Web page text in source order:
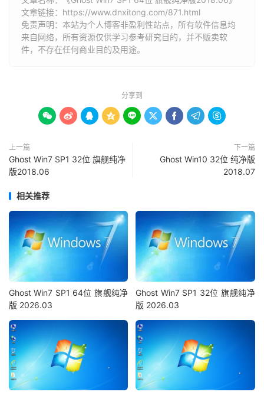
文章链接： https://www.dnxitong.com/871.html
免责声明：本站为个人博客非盈利性站点，所有软件信息均
来自网络，所有资源仅供学习参考研究目的，并不贩卖软
件，不存在任何商业目的及用途。
分享到
        
上一篇
Ghost Win7 SP1 32位 旗舰纯净
版2018.06
下一篇
Ghost Win10 32位 纯净版
2018.07
相关推荐
Ghost Win7 SP1 64位 旗舰纯净
版 2026.03
Ghost Win7 SP1 32位 旗舰纯净
版 2026.03